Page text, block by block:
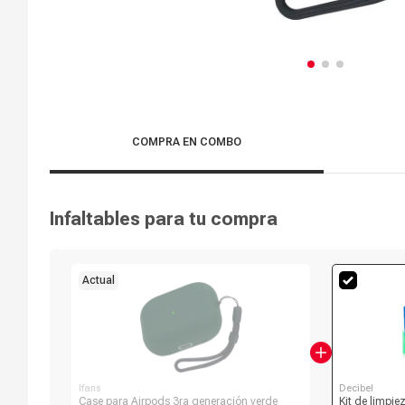
COMPRA EN COMBO
Infaltables para tu compra
Actual
Ifans
Case para Airpods 3ra generación verde
Decibel
Kit de